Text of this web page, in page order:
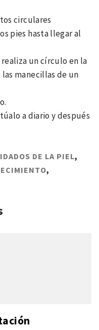
circulares
pies hasta llegar al
un círculo en la
manecillas de un
a diario y después
DE LA PIEL,
,